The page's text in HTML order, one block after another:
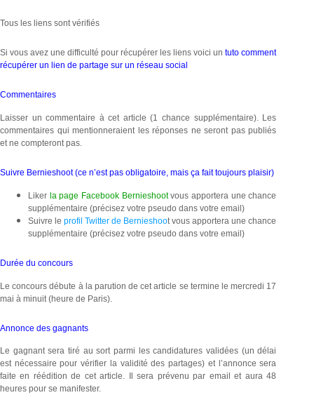
Tous les liens sont vérifiés
Si vous avez une difficulté pour récupérer les liens voici untuto comment
récupérer un lien de partage sur un réseau social
Commentaires
Laisser un commentaire à cet article (1 chance supplémentaire). Les
commentaires qui mentionneraient les réponses ne seront pas publiés
et ne compteront pas.
Suivre Bernieshoot (ce n’est pas obligatoire, mais ça fait toujours plaisir)
Liker la page Facebook Bernieshootvous apportera une chance
supplémentaire (précisez votre pseudo dans votre email)
Suivre leprofil Twitter de Bernieshoot vous apportera une chance
supplémentaire (précisez votre pseudo dans votre email)
Durée du concours
Le concours débute à la parution de cet article se termine le mercredi 17
mai à minuit (heure de Paris).
Annonce des gagnants
Le gagnant sera tiré au sort parmi les candidatures validées (un délai
est nécessaire pour vérifier la validité des partages) et l’annonce sera
faite en réédition de cet article. Il sera prévenu par email et aura 48
heures pour se manifester.